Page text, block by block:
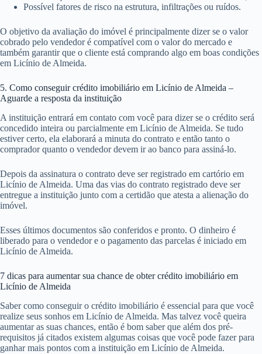
Possível fatores de risco na estrutura, infiltrações ou ruídos.
O objetivo da avaliação do imóvel é principalmente dizer se o valor
cobrado pelo vendedor é compatível com o valor do mercado e
também garantir que o cliente está comprando algo em boas condições
em Licínio de Almeida.
5. Como conseguir crédito imobiliário em Licínio de Almeida –
Aguarde a resposta da instituição
A instituição entrará em contato com você para dizer se o crédito será
concedido inteira ou parcialmente em Licínio de Almeida. Se tudo
estiver certo, ela elaborará a minuta do contrato e então tanto o
comprador quanto o vendedor devem ir ao banco para assiná-lo.
Depois da assinatura o contrato deve ser registrado em cartório em
Licínio de Almeida. Uma das vias do contrato registrado deve ser
entregue a instituição junto com a certidão que atesta a alienação do
imóvel.
Esses últimos documentos são conferidos e pronto. O dinheiro é
liberado para o vendedor e o pagamento das parcelas é iniciado em
Licínio de Almeida.
7 dicas para aumentar sua chance de obter crédito imobiliário em
Licínio de Almeida
Saber como conseguir o crédito imobiliário é essencial para que você
realize seus sonhos em Licínio de Almeida. Mas talvez você queira
aumentar as suas chances, então é bom saber que além dos pré-
requisitos já citados existem algumas coisas que você pode fazer para
ganhar mais pontos com a instituição em Licínio de Almeida.